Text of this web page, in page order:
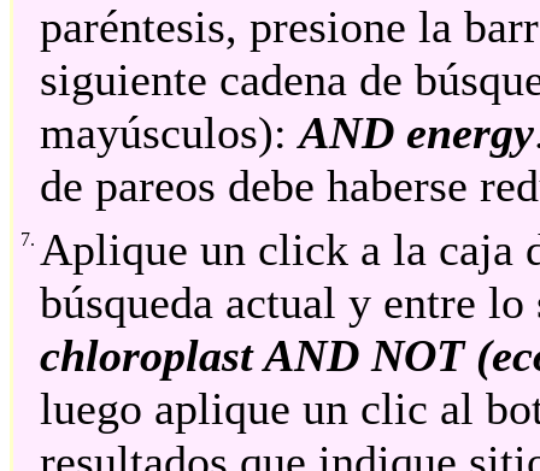
paréntesis, presione la
siguiente cadena de
mayúsculos):AND energy
de pareos debe haberse
7. Aplique un click a la caja
búsqueda actual y entre
chloroplast AND NOT
luego aplique un clic al